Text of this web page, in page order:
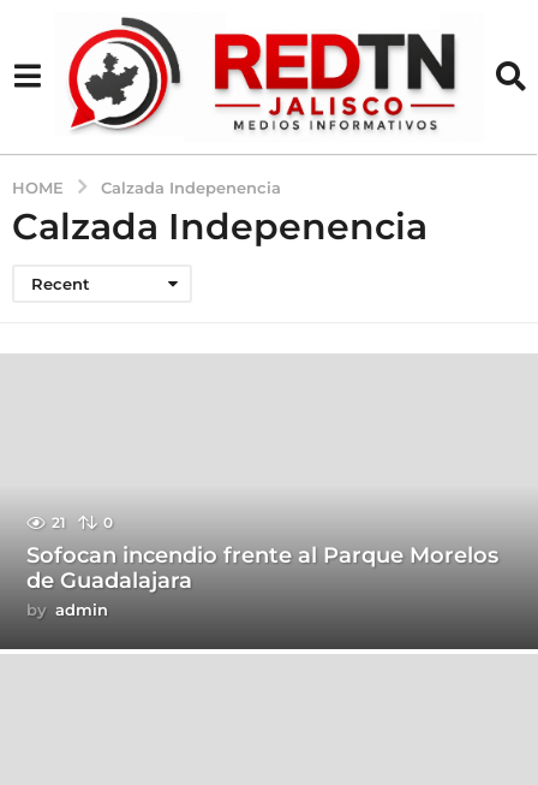
HOME Calzada Indepenencia
Calzada Indepenencia
Recent
21 0
Sofocan incendio frente al Parque Morelos
de Guadalajara
by admin